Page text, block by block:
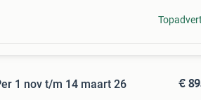
1 nov t/m 14 maart 26
€